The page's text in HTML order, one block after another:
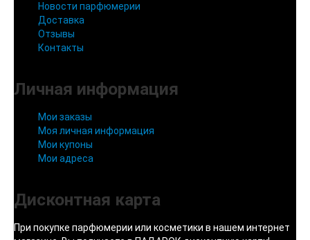
Новости парфюмерии
Доставка
Отзывы
Контакты
Личная информация
Мои заказы
Моя личная информация
Мои купоны
Мои адреса
Дисконтная карта
При покупке парфюмерии или косметики в нашем интернет